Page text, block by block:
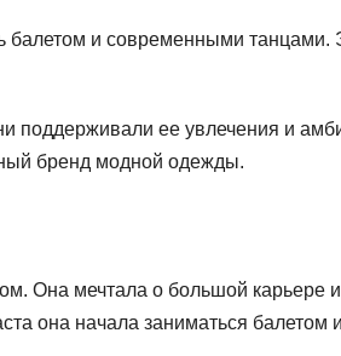
и современными танцами.
поддерживали ее увлечения и
бренд модной одежды.
Она мечтала о большой карьере
она начала заниматься балетом